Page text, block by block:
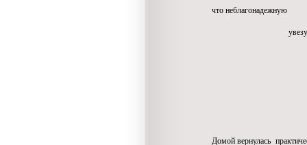
что неблагонадежную
увезут
Домой вернулась